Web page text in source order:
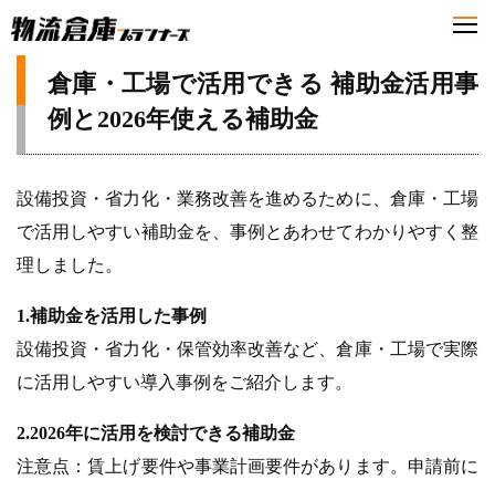
倉庫・工場で活用できる 補助金活用事
例と2026年使える補助金
設備投資・省力化・業務改善を進めるために、倉庫・工場
で活用しやすい補助金を、事例とあわせてわかりやすく整
理しました。
1.補助金を活用した事例
設備投資・省力化・保管効率改善など、倉庫・工場で実際
に活用しやすい導入事例をご紹介します。
2.2026年に活用を検討できる補助金
注意点：賃上げ要件や事業計画要件があります。申請前に